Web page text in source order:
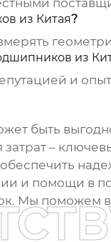
из Китая?
из
и
быть
затрат –
и помощи в
. Мы поможем